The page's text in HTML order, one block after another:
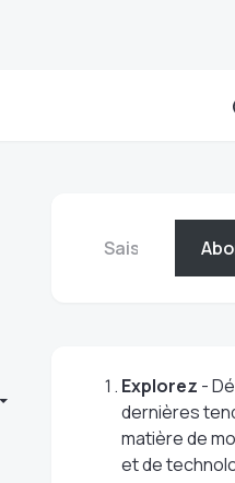
Explorez -
dernières
matière de
et de